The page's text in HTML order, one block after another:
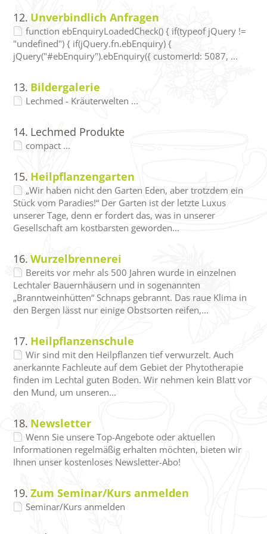
12. Unverbindlich Anfragen
function ebEnquiryLoadedCheck() { if(typeof jQuery !=
"undefined") { if(jQuery.fn.ebEnquiry) {
jQuery("#ebEnquiry").ebEnquiry({ customerId: 5087, ...
13. Bildergalerie
Lechmed - Kräuterwelten ...
14. Lechmed Produkte
compact ...
15. Heilpflanzengarten
„Wir haben nicht den Garten Eden, aber trotzdem ein
Stück vom Paradies!“ Der Garten ist der letzte Luxus
unserer Tage, denn er fordert das, was in unserer
Gesellschaft am kostbarsten geworden...
16. Wurzelbrennerei
Bereits vor mehr als 500 Jahren wurde in einzelnen
Lechtaler Bauernhäusern und in sogenannten
„Branntweinhütten“ Schnaps gebrannt. Das raue Klima in
den Bergen lässt nur einige Obstsorten reifen,...
17. Heilpflanzenschule
Wir sind mit den Heilpflanzen tief verwurzelt. Auch
anerkannte Fachleute auf dem Gebiet der Phytotherapie
finden im Lechtal guten Boden. Wir nehmen kein Blatt vor
den Mund, um unseren...
18. Newsletter
Wenn Sie unsere Top-Angebote oder aktuellen
Informationen regelmäßig erhalten möchten, bieten wir
Ihnen unser kostenloses Newsletter-Abo!
19. Zum Seminar/Kurs anmelden
Seminar/Kurs anmelden